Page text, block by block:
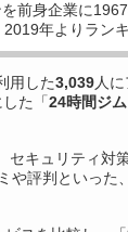
前身企業に
年よりラン
用した3,039人
た「24時間ジム
キュリティ対
や評判といった